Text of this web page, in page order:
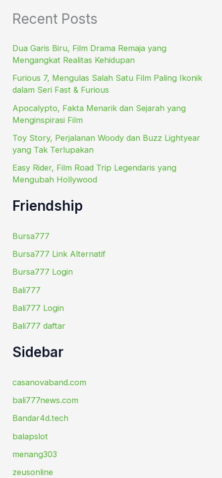
Recent Posts
Dua Garis Biru, Film Drama Remaja yang
Mengangkat Realitas Kehidupan
Furious 7, Mengulas Salah Satu Film Paling Ikonik
dalam Seri Fast & Furious
Apocalypto, Fakta Menarik dan Sejarah yang
Menginspirasi Film
Toy Story, Perjalanan Woody dan Buzz Lightyear
yang Tak Terlupakan
Easy Rider, Film Road Trip Legendaris yang
Mengubah Hollywood
Friendship
Bursa777
Bursa777 Link Alternatif
Bursa777 Login
Bali777
Bali777 Login
Bali777 daftar
Sidebar
casanovaband.com
bali777news.com
Bandar4d.tech
balapslot
menang303
zeusonline